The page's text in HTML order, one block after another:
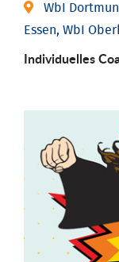
WbI
Essen, WbI
Individu­elles